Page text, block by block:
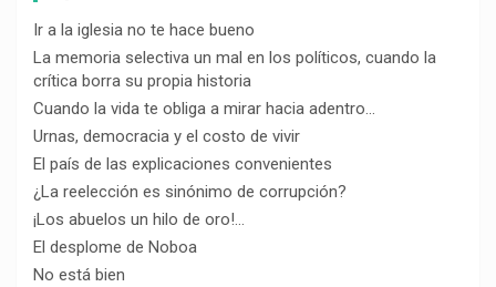
Ir a la iglesia no te hace bueno
La memoria selectiva un mal en los políticos, cuando la
crítica borra su propia historia
Cuando la vida te obliga a mirar hacia adentro…
Urnas, democracia y el costo de vivir
El país de las explicaciones convenientes
¿La reelección es sinónimo de corrupción?
¡Los abuelos un hilo de oro!…
El desplome de Noboa
No está bien